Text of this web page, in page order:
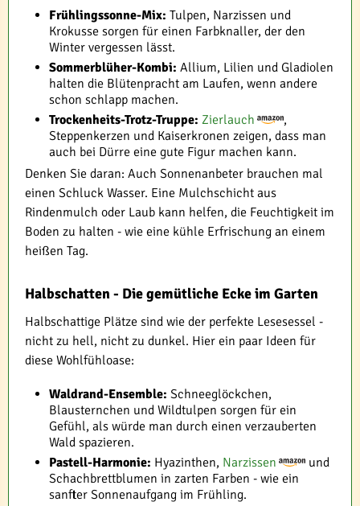
Frühlingssonne-Mix: Tulpen, Narzissen und
Krokusse sorgen für einen Farbknaller, der den
Winter vergessen lässt.
Sommerblüher-Kombi: Allium, Lilien und Gladiolen
halten die Blütenpracht am Laufen, wenn andere
schon schlapp machen.
Trockenheits-Trotz-Truppe: Zierlauch
,
Steppenkerzen und Kaiserkronen zeigen, dass man
auch bei Dürre eine gute Figur machen kann.
Denken Sie daran: Auch Sonnenanbeter brauchen mal
einen Schluck Wasser. Eine Mulchschicht aus
Rindenmulch oder Laub kann helfen, die Feuchtigkeit im
Boden zu halten - wie eine kühle Erfrischung an einem
heißen Tag.
Halbschatten - Die gemütliche Ecke im Garten
Halbschattige Plätze sind wie der perfekte Lesesessel -
nicht zu hell, nicht zu dunkel. Hier ein paar Ideen für
diese Wohlfühloase:
Waldrand-Ensemble: Schneeglöckchen,
Blausternchen und Wildtulpen sorgen für ein
Gefühl, als würde man durch einen verzauberten
Wald spazieren.
Pastell-Harmonie: Hyazinthen, Narzissen
und
Schachbrettblumen in zarten Farben - wie ein
sanfter Sonnenaufgang im Frühling.